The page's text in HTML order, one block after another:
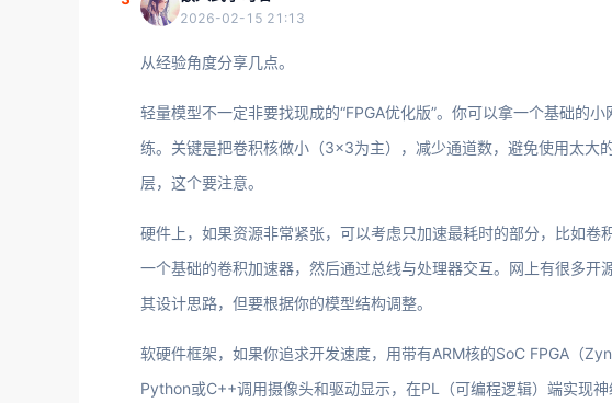
2026-02-15 21:13
从经验角度分享几点。
轻量模型不一定非要找现成的“FPGA优化版”。你可以拿一个基础的
练。关键是把卷积核做小（3×3为主），减少通道数，避免使用太大
层，这个要注意。
硬件上，如果资源非常紧张，可以考虑只加速最耗时的部分，比如卷
一个基础的卷积加速器，然后通过总线与处理器交互。网上有很多
其设计思路，但要根据你的模型结构调整。
软硬件框架，如果你追求开发速度，用带有ARM核的SoC FPGA（
Python或C++调用摄像头和驱动显示，在PL（可编程逻辑）端实现